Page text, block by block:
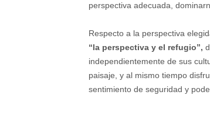
perspectiva adecuada,
Respecto a la perspectiva
“la perspectiva y el refugio”,
independientemente de sus
paisaje, y al mismo tiempo
sentimiento de seguridad y